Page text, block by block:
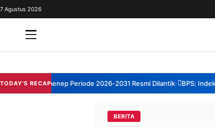
REDAKSI
7 Agustus 2026
TODAY'S RECAP
TBM Sumenep Periode 2026-2031 Resmi Dilantik• BPS: Indeks
BERITA